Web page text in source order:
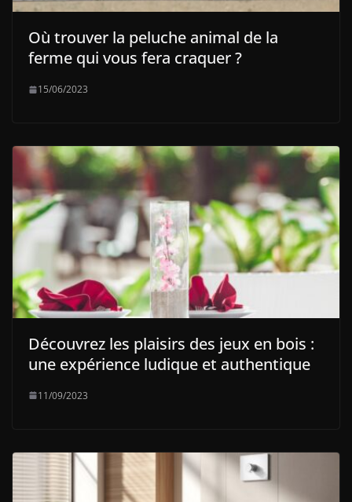
Où trouver la peluche animal de la
ferme qui vous fera craquer ?
15/06/2023
Découvrez les plaisirs des jeux en bois :
une expérience ludique et authentique
11/09/2023